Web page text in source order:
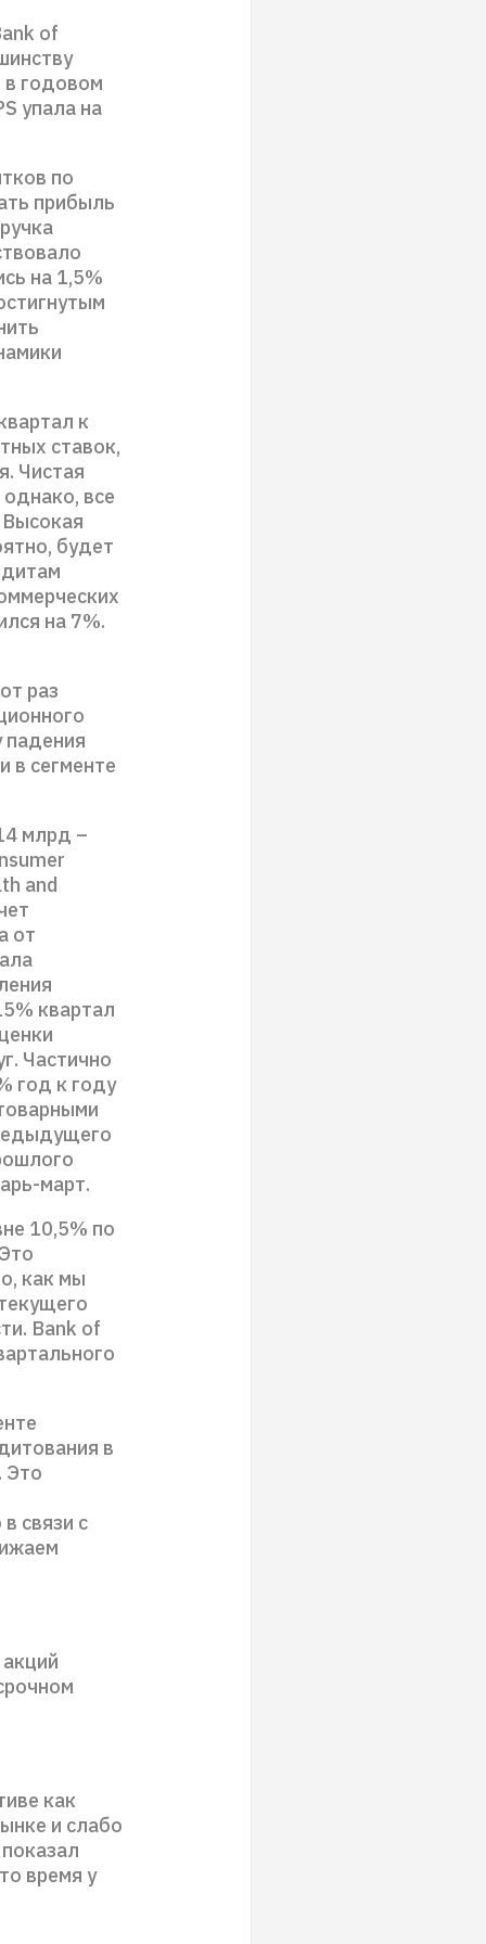
of
в годовом
упала на
по
прибыль
на 1,5%
к
ставок,
Чистая
все
будет
на 7%.
раз
падения
в сегменте
млрд –
and
от
квартал
Частично
год к году
март.
10,5% по
как мы
Bank of
в
Это
связи с
как
и слабо
время у